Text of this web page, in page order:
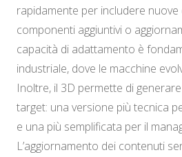
rapidamente per includere
componenti aggiuntivi o
capacità di adattamento è
industriale, dove le macchine
Inoltre, il 3D permette di
target: una versione più tecnica
e una più semplificata per il
L’aggiornamento dei contenuti